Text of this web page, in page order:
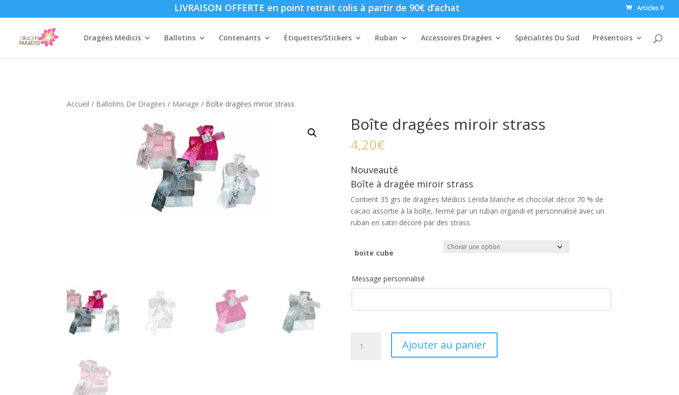
LIVRAISON OFFERTE en point retrait colis à partir de 90€ d’achat Articles 0
Dragées Médicis Ballotins Contenants Étiquettes/Stickers Ruban Accessoires Dragées Spécialités Du Sud Présentoirs
Accueil / Ballotins De Dragées / Mariage / Boîte dragées miroir strass
Boîte dragées miroir strass
4,20€
Nouveauté
Boîte à dragée miroir strass
Contient 35 grs de dragées Médicis Lérida blanche et chocolat décor 70 % de
cacao assortie à la boîte, fermé par un ruban organdi et personnalisé avec un
ruban en satin décoré par des strass.
boite cube
Message personnalisé
Ajouter au panier